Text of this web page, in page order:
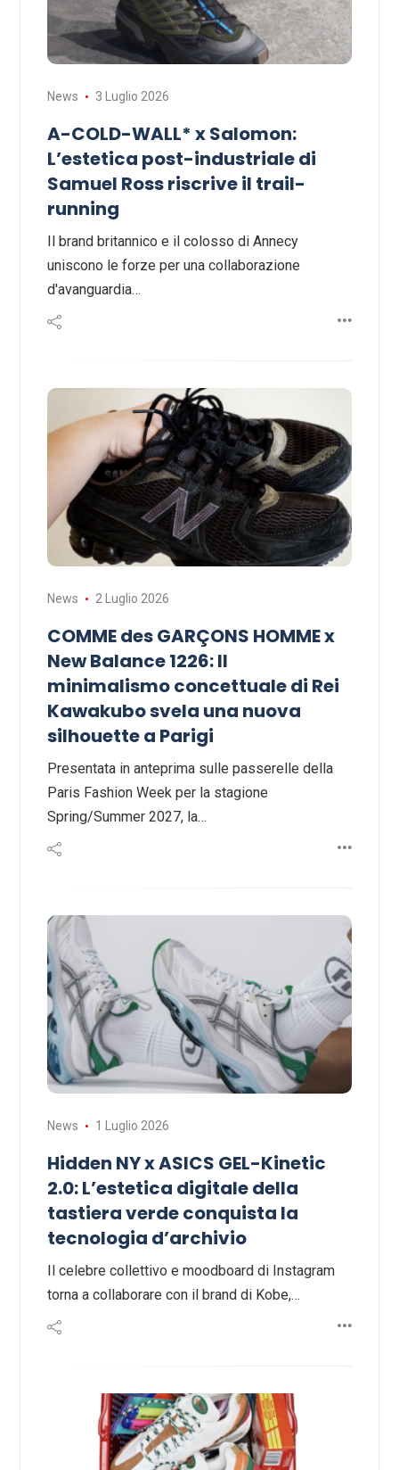
News 3 Luglio 2026
A-COLD-WALL* x Salomon:
L’estetica post-industriale di
Samuel Ross riscrive il trail-
running
Il brand britannico e il colosso di Annecy
uniscono le forze per una collaborazione
d'avanguardia…
News 2 Luglio 2026
COMME des GARÇONS HOMME x
New Balance 1226: Il
minimalismo concettuale di Rei
Kawakubo svela una nuova
silhouette a Parigi
Presentata in anteprima sulle passerelle della
Paris Fashion Week per la stagione
Spring/Summer 2027, la…
News 1 Luglio 2026
Hidden NY x ASICS GEL-Kinetic
2.0: L’estetica digitale della
tastiera verde conquista la
tecnologia d’archivio
Il celebre collettivo e moodboard di Instagram
torna a collaborare con il brand di Kobe,…